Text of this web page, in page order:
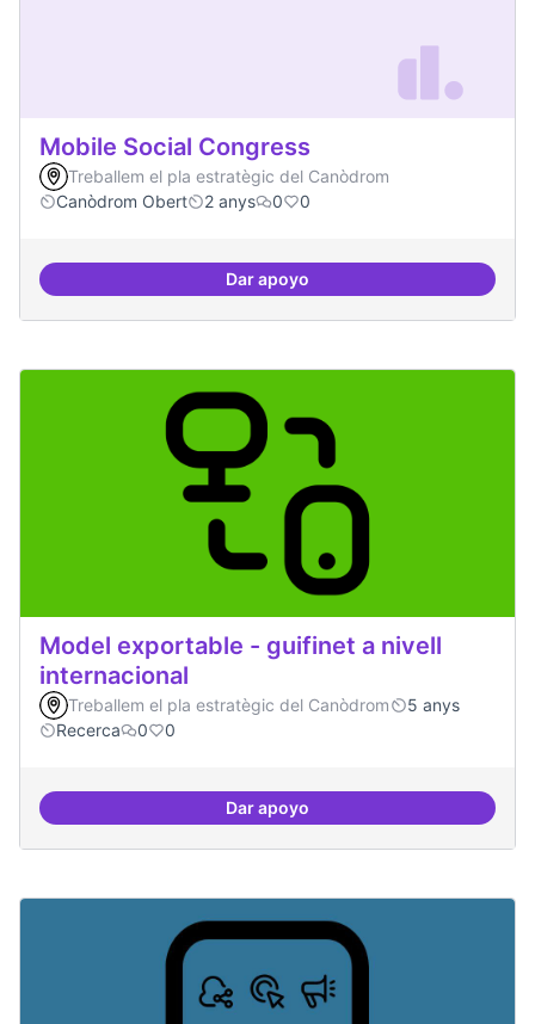
Mobile Social Congress
Treballem el pla estratègic del Canòdrom
Canòdrom Obert
2 anys 0 0
Dar apoyoMobile Social Congress
Model exportable - guifinet a nivell
internacional
Treballem el pla estratègic del Canòdrom
5 anys
Recerca
0 0
Dar apoyoModel exportable - guifinet a